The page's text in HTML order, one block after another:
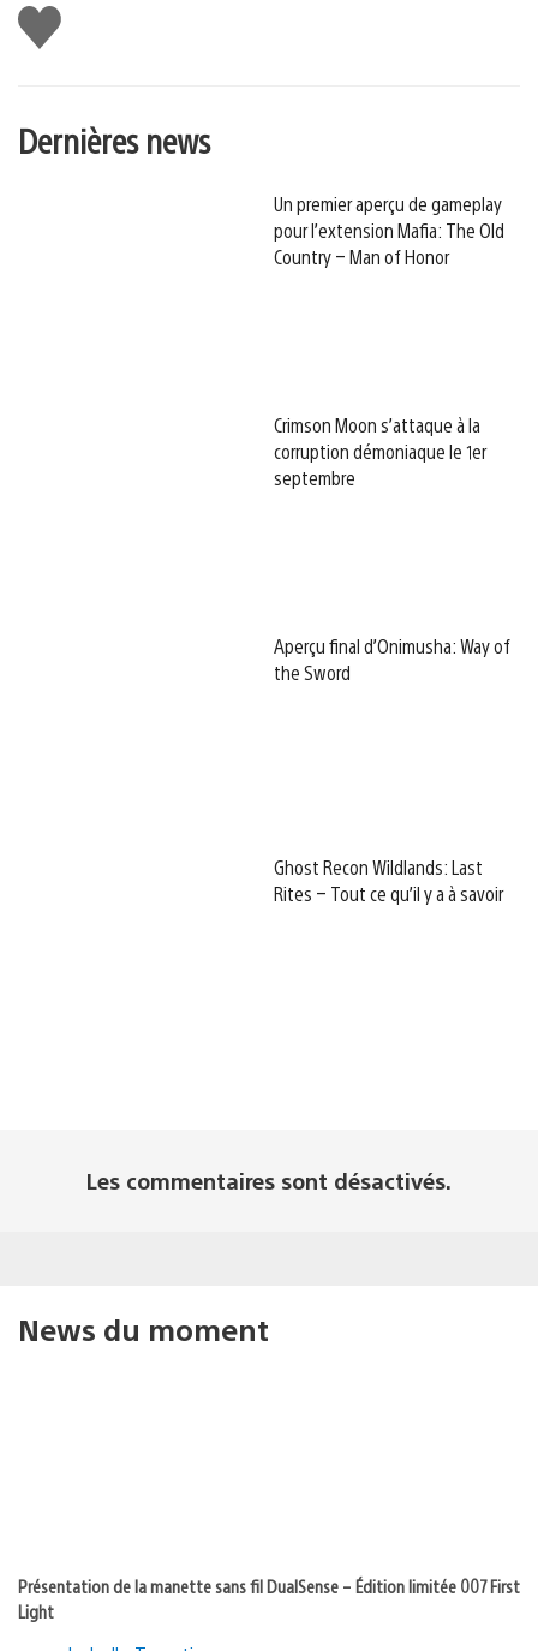
J'aime
Dernières news
Un premier aperçu de gameplay
pour l’extension Mafia: The Old
Country – Man of Honor
Crimson Moon s’attaque à la
corruption démoniaque le 1er
septembre
Aperçu final d’Onimusha: Way of
the Sword
Ghost Recon Wildlands: Last
Rites – Tout ce qu’il y a à savoir
Les commentaires sont désactivés.
News du moment
Présentation de la manette sans fil DualSense – Édition limitée 007 First
Light